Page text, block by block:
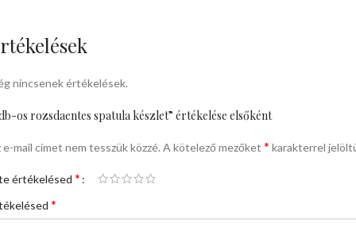
nincsenek értékelések.
os rozsdaentes spatula készlet” értékelése elsőként
e-mail címet nem tesszük közzé. A kötelező mezőket * karakterrel
értékelésed *
*